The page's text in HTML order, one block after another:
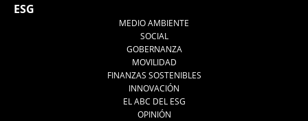
ESG
MEDIO AMBIENTE
SOCIAL
GOBERNANZA
MOVILIDAD
FINANZAS SOSTENIBLES
INNOVACIÓN
EL ABC DEL ESG
OPINIÓN